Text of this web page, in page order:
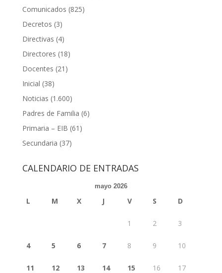
Comunicados (825)
Decretos (3)
Directivas (4)
Directores (18)
Docentes (21)
Inicial (38)
Noticias (1.600)
Padres de Familia (6)
Primaria – EIB (61)
Secundaria (37)
CALENDARIO DE ENTRADAS
mayo 2026
L M X J V S D
1 2 3
4 5 6 7 8 9 10
11 12 13 14 15 16 17